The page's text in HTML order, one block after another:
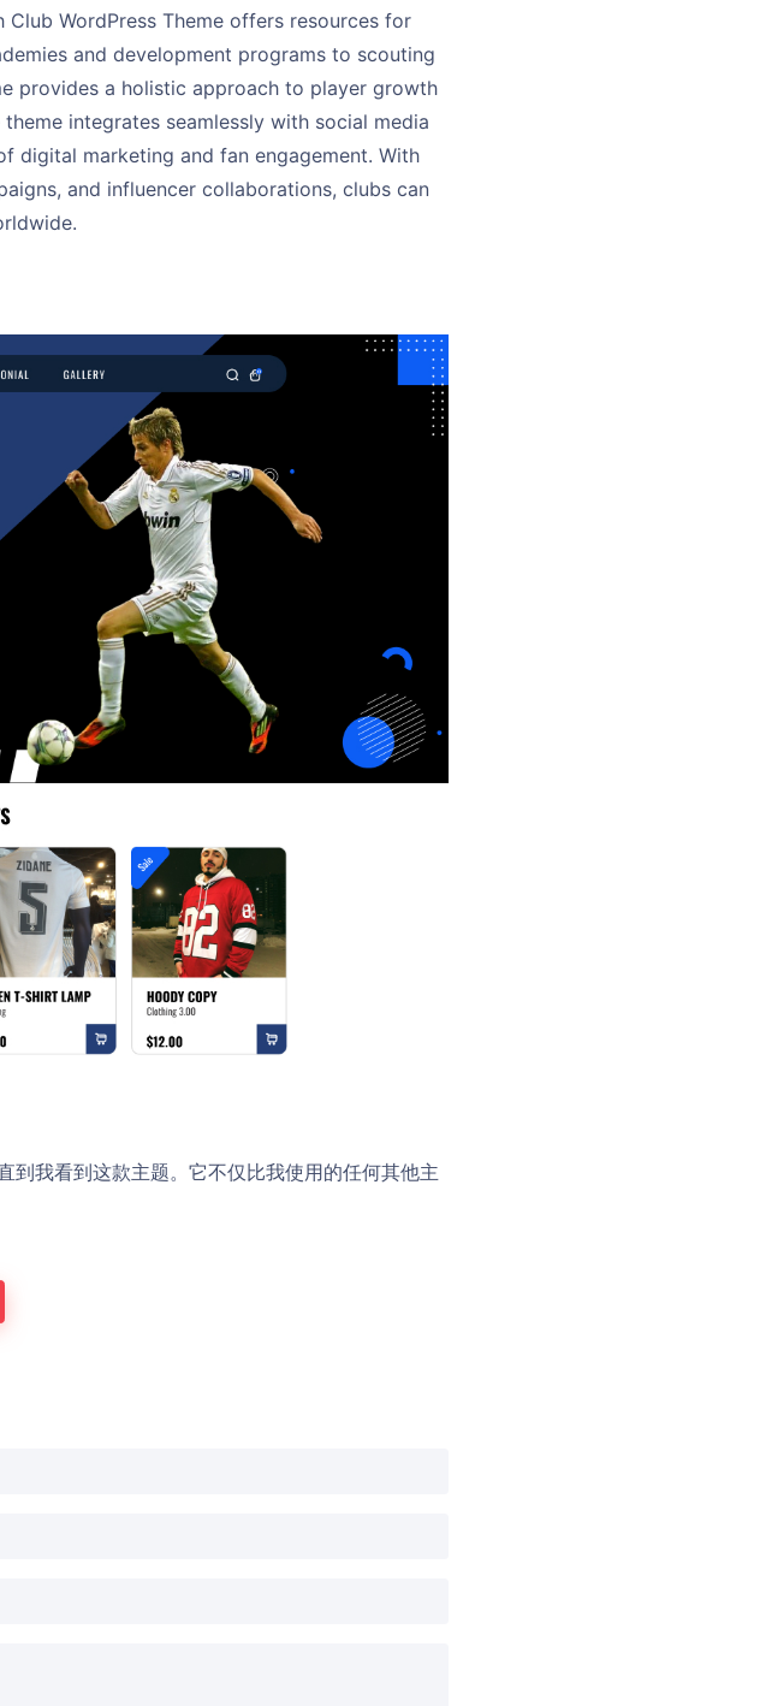
WordPress Theme offers resources for
and development programs to scouting
provides a holistic approach to player growth
integrates seamlessly with social media
digital marketing and fan engagement. With
and influencer collaborations, clubs can
我看到这款主题。它不仅比我使用的任何其他主